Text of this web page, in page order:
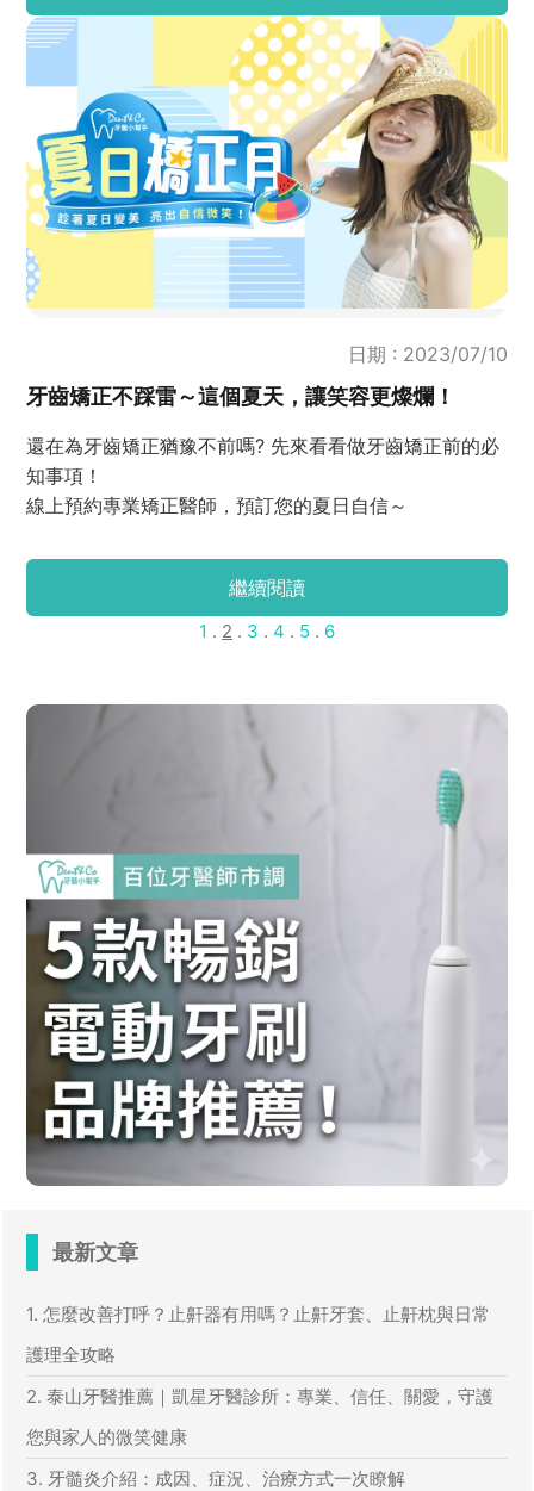
日期 : 2023/07/10
牙齒矯正不踩雷～這個夏天，讓笑容更燦爛！
還在為牙齒矯正猶豫不前嗎? 先來看看做牙齒矯正前的必
知事項！
線上預約專業矯正醫師，預訂您的夏日自信～
繼續閱讀
1 . 2 . 3 . 4 . 5 . 6
最新文章
1. 怎麼改善打呼？止鼾器有用嗎？止鼾牙套、止鼾枕與日常
護理全攻略
2. 泰山牙醫推薦｜凱星牙醫診所：專業、信任、關愛，守護
您與家人的微笑健康
3. 牙髓炎介紹：成因、症況、治療方式一次瞭解